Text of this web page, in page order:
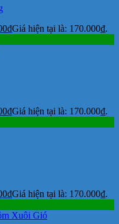
₫Giá hiện tại là: 170.000₫.
₫Giá hiện tại là: 170.000₫.
₫Giá hiện tại là: 170.000₫.